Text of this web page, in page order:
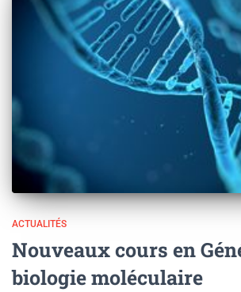
ACTUALITÉS
Nouveaux cours en
biologie moléculaire